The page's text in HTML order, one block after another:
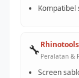
Kompatibel
🔧Rhinotools
Peralatan &
Screen